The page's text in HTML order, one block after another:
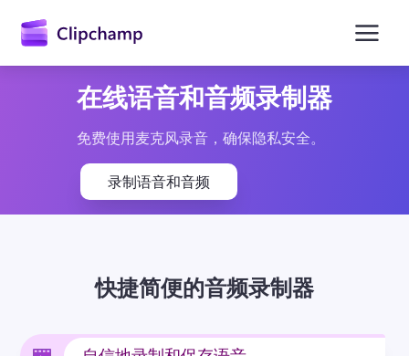
容
在线语音和音频录制器
免费使用麦克风录音，确保隐私安全。
录制语音和音频
快捷简便的音频录制器